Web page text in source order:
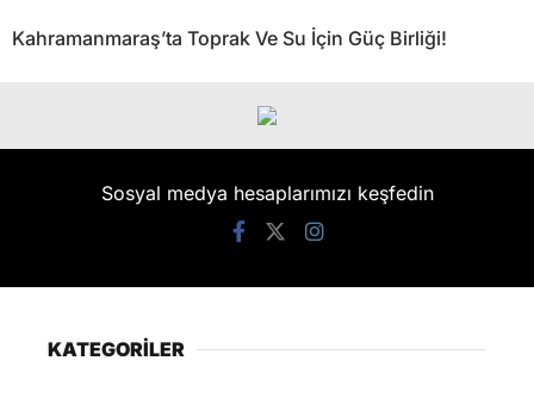
Kahramanmaraş’ta Toprak Ve Su İçin Güç Birliği!
Sosyal medya hesaplarımızı keşfedin
KATEGORİLER